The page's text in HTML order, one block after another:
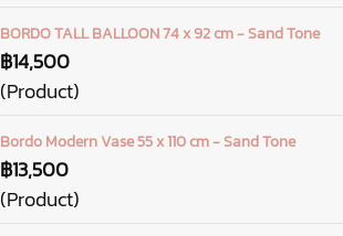
BORDO TALL BALLOON 74 x 92 cm - Sand Tone
฿14,500
(Product)
Bordo Modern Vase 55 x 110 cm - Sand Tone
฿13,500
(Product)